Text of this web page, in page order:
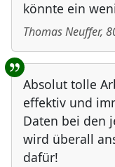
könnte ein
Thomas Neuffer,
Absolut tolle
effektiv und
Daten bei den
wird überall
dafür!